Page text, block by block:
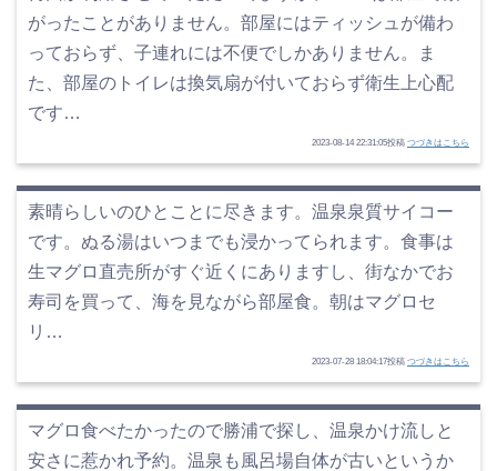
がったことがありません。部屋にはティッシュが備わ
っておらず、子連れには不便でしかありません。ま
た、部屋のトイレは換気扇が付いておらず衛生上心配
です…
2023-08-14 22:31:05投稿 つづきはこちら
素晴らしいのひとことに尽きます。温泉泉質サイコー
です。ぬる湯はいつまでも浸かってられます。食事は
生マグロ直売所がすぐ近くにありますし、街なかでお
寿司を買って、海を見ながら部屋食。朝はマグロセ
リ…
2023-07-28 18:04:17投稿 つづきはこちら
マグロ食べたかったので勝浦で探し、温泉かけ流しと
安さに惹かれ予約。温泉も風呂場自体が古いというか